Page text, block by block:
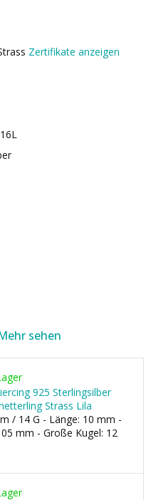
Zertifikate anzeigen
sehen
925 Sterlingsilber
Strass Lila
/ 14 G - Länge: 10 mm -
mm - Große Kugel: 12